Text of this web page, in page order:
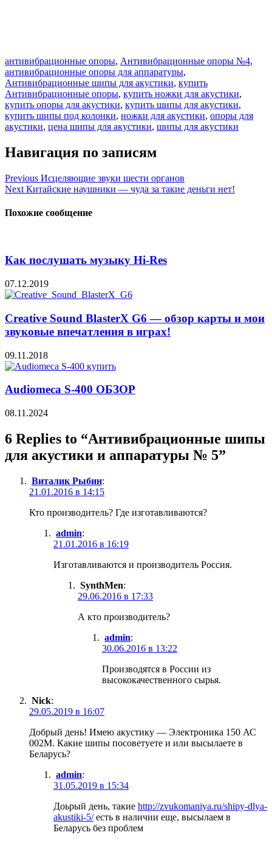
антивибрационные опоры, Антивибрационные опоры №4,
антивибрационные опоры для аппаратуры,
Антивибрационные шипы для акустики, купить
Антивибрационные опоры, купить ножки для акустики,
купить опоры для акустики, купить шипы для акустики,
купить шипы под колонки, ножки для акустики, опоры для
акустики, цена шипы для акустики, шипы для акустики
Навигация по записям
Previous Исцеляющие звуки шести органов
Next Китайские наушники — чуда за такие деньги нет!
Похожие сообщение
Как послушать музыку Hi-Res
07.12.2019
Creative Sound BlasterX G6 — обзор карты и мои
звуковые впечатления в играх!
09.11.2018
Audiomeca S-400 ОБЗОР
08.11.2024
6 Replies to “Антивибрационные шипы
для акустики и аппаратуры № 5”
Виталик Рыбин:
21.01.2016 в 14:15
Кто производитель? Где изготавливаются?
admin:
21.01.2016 в 16:19
Изготавливаются и производитель Россия.
SynthMen:
29.06.2016 в 17:33
А кто производитель?
admin:
30.06.2016 в 13:22
Производятся в России из
высококачественного сырья.
Nick:
29.05.2019 в 16:07
Добрый день! Имею акустику — Электроника 150 АС
002М. Какие шипы посоветуете и или высылаете в
Беларусь?
admin:
31.05.2019 в 15:34
Доьрый день, такие http://zvukomaniya.ru/shipy-dlya-
akustiki-5/есть в наличии еще, высылаем в
Беларусь без проблем